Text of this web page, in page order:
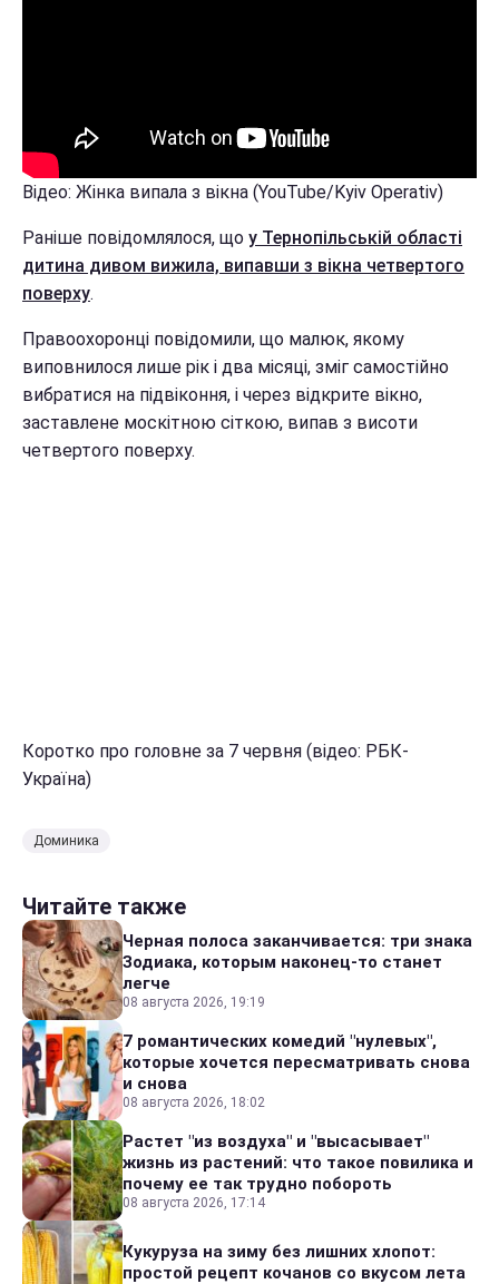
Відео: Жінка випала з вікна (YouTube/Kyiv Operativ)
Раніше повідомлялося, що у Тернопільській області
дитина дивом вижила, випавши з вікна четвертого
поверху.
Правоохоронці повідомили, що малюк, якому
виповнилося лише рік і два місяці, зміг самостійно
вибратися на підвіконня, і через відкрите вікно,
заставлене москітною сіткою, випав з висоти
четвертого поверху.
Коротко про головне за 7 червня (відео: РБК-
Україна)
Доминика
Читайте также
Черная полоса заканчивается: три знака
Зодиака, которым наконец-то станет
легче
08 августа 2026, 19:19
7 романтических комедий "нулевых",
которые хочется пересматривать снова
и снова
08 августа 2026, 18:02
Растет "из воздуха" и "высасывает"
жизнь из растений: что такое повилика и
почему ее так трудно побороть
08 августа 2026, 17:14
Кукуруза на зиму без лишних хлопот:
простой рецепт кочанов со вкусом лета